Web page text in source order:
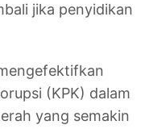
jika penyidikan
(KPK) dalam
yang semakin